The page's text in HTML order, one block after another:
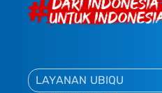
LAYANAN UBIQU